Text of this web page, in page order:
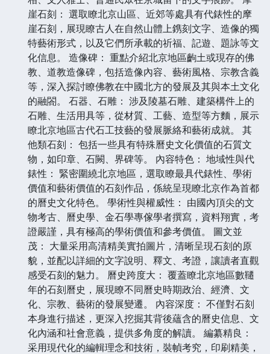
崖石刻： 選取瞭北京山區、近郊等處具有代錶性的摩
崖石刻，展現瞭古人在自然山體上鎸刻文字、造像的獨
特藝術形式，以及它們所承載的祈福、記遊、題詠等文
化信息。 造像碑： 重點介紹北京地區齣土或現存的佛
教、道教造像碑，包括造像內容、藝術風格、宗教含義
等，深入探討瞭佛教在中國北方的發展及其與本土文化
的融閤。 石器、石雕： 涉及陵墓石雕、建築構件上的
石雕、生活用具等，從材質、工藝、造型等方麵，展示
瞭北京地區古代石工技藝的發展脈絡和藝術成就。 其
他類石刻： 包括一些具有特殊曆史文化價值的石質文
物，如印章、石闕、界碑等。 內容特色： 地域性與代
錶性： 緊密圍繞北京地區，選取瞭最具代錶性、學術
價值和藝術價值的石刻作品，係統呈現瞭北京作為首都
的曆史文化特色。 學術性與權威性： 由國內頂尖的文
物考古、曆史學、金石學專傢學者撰寫，資料翔實，考
證嚴謹，具有極高的學術價值和參考價值。 圖文並
茂： 大量采用高清精美實拍圖片，清晰呈現石刻的原
貌，並配以詳細的文字說明、釋文、考證，讓讀者直觀
感受石刻的魅力。 曆史跨度大： 覆蓋瞭北京地區數韆
年的石刻曆史，展現瞭不同曆史時期政治、經濟、文
化、宗教、藝術的發展變遷。 內容深度： 不僅對石刻
本身進行描述，更深入挖掘其背後蘊含的曆史信息、文
化內涵和社會意義，提供多角度的解讀。 編纂精良：
采用現代化的編輯理念和技術，裝幀考究，印刷精美，